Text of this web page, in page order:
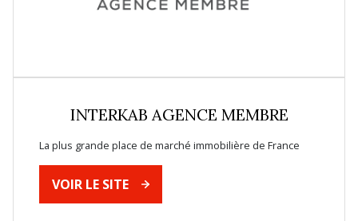
INTERKAB AGENCE MEMBRE
La plus grande place de marché immobilière de France
VOIR LE SITE